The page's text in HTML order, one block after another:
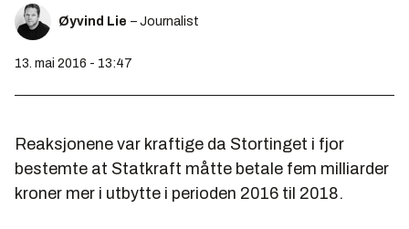
Øyvind Lie – Journalist
13. mai 2016 - 13:47
Reaksjonene var kraftige da Stortinget i fjor
bestemte at Statkraft måtte betale fem milliarder
kroner mer i utbytte i perioden 2016 til 2018.